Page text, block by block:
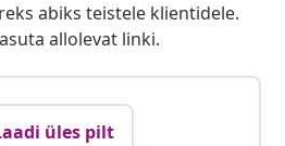
abiks teistele klientidele.
allolevat linki.
üles pilt